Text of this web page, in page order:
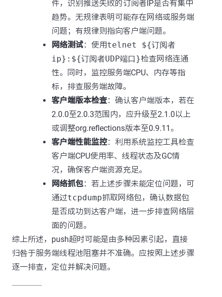
件，识别推送失败的订阅者IP是否有集中
趋势。无规律表明可能存在网络或服务端
问题；有规律则指向客户端问题。
网络测试：使用telnet ${订阅者
ip}:${订阅者UDP端口}检查网络连通
性。同时，监控服务端CPU、内存等指
标，排查服务端故障。
客户端版本检查：确认客户端版本，若在
2.0.0至2.0.3范围内，应升级至2.1.0以上
或调整org.reflections版本至0.9.11。
客户端性能监控：利用系统监控工具检查
客户端CPU使用率、线程状态及GC情
况，确保客户端资源充足。
网络抓包：若上述步骤未能定位问题，可
通过tcpdump抓取网络包，确认数据包
是否成功到达客户端，进一步排查网络层
面的问题。
综上所述，push超时可能是由多种因素引起，直接
归咎于服务端线程池阻塞并不准确。应按照上述步骤
逐一排查，定位并解决问题。
---------------